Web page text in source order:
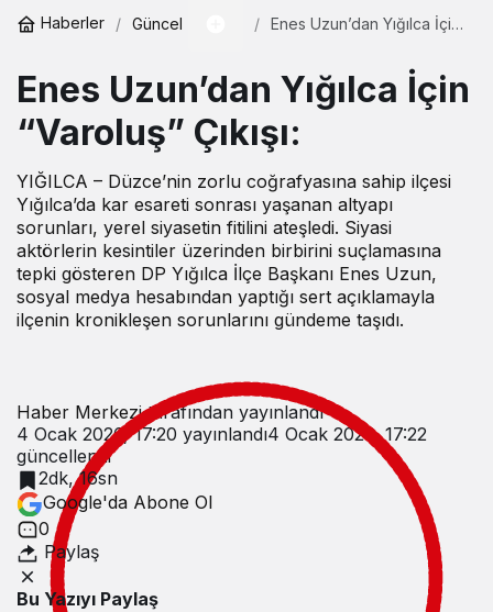
Gündüz modunu seçin.
Gece Modu
Gece modunu seçin.
Sistem Modu
Sistem modunu seçin.
Haberler Güncel
Enes Uzun’dan Yığılca İçin
Enes Uzun’dan Yığılca İçin
“Varoluş” Çıkışı:
YIĞILCA – Düzce’nin zorlu coğrafyasına sahip ilçesi
Yığılca’da kar esareti sonrası yaşanan altyapı
sorunları, yerel siyasetin fitilini ateşledi. Siyasi
aktörlerin kesintiler üzerinden birbirini suçlamasına
tepki gösteren DP Yığılca İlçe Başkanı Enes Uzun,
sosyal medya hesabından yaptığı sert açıklamayla
ilçenin kronikleşen sorunlarını gündeme taşıdı.
Haber Merkezitarafından yayınlandı
4 Ocak 2026, 17:20 yayınlandı4 Ocak 2026, 17:22
güncellendi
2dk, 16sn
Google'da Abone Ol
0
Paylaş
Bu Yazıyı Paylaş